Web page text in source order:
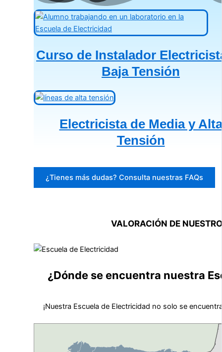
Curso de Instalador
Baja Tensión
Electricista de Media y Alta
Tensión
¿Tienes más dudas? Consulta nuestras FAQs
VALORACIÓN DE
¿Dónde se encuentra nuestra
¡Nuestra Escuela de Electricidad no solo se